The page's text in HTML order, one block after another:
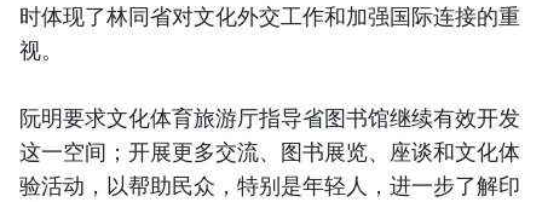
时体现了林同省对文化外交工作和加强国际连接的重
视。
阮明要求文化体育旅游厅指导省图书馆继续有效开发
这一空间；开展更多交流、图书展览、座谈和文化体
验活动，以帮助民众，特别是年轻人，进一步了解印